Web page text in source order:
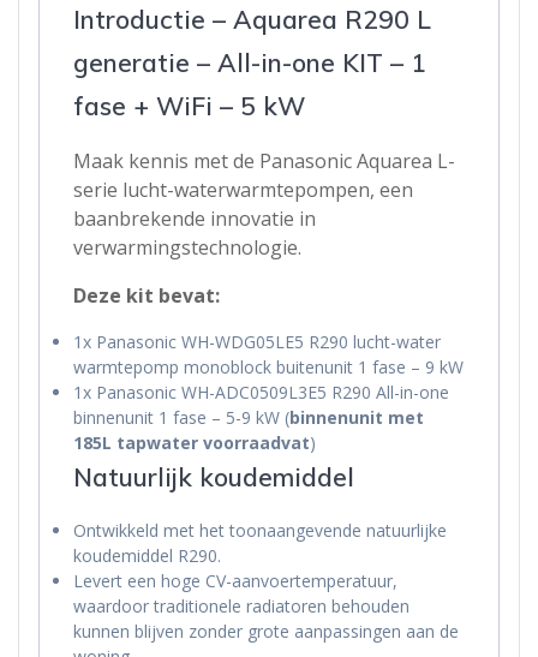
Introductie – Aquarea R290 L
generatie – All-in-one KIT – 1
fase + WiFi – 5 kW
Maak kennis met de Panasonic Aquarea L-
serie lucht-waterwarmtepompen, een
baanbrekende innovatie in
verwarmingstechnologie.
Deze kit bevat:
1x Panasonic WH-WDG05LE5 R290 lucht-water
warmtepomp monoblock buitenunit 1 fase – 9 kW
1x Panasonic WH-ADC0509L3E5 R290 All-in-one
binnenunit 1 fase – 5-9 kW (binnenunit met
185L tapwater voorraadvat)
Natuurlijk koudemiddel
Ontwikkeld met het toonaangevende natuurlijke
koudemiddel R290.
Levert een hoge CV-aanvoertemperatuur,
waardoor traditionele radiatoren behouden
kunnen blijven zonder grote aanpassingen aan de